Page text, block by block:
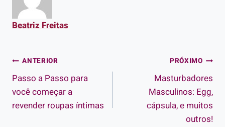
Beatriz Freitas
Navegação
de
Post
ANTERIOR
Passo a Passo para
você começar a
revender roupas íntimas
PRÓXIMO
Masturbadores
Masculinos: Egg,
cápsula, e muitos
outros!